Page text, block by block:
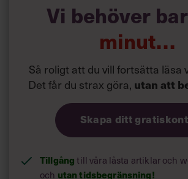
Vi behöver
minut…
Så roligt att du vill fortsätta läsa
Det får du strax göra, utan att
Skapa ditt
Tillgångtill våra låsta artiklar och
och utan tidsbegränsning!